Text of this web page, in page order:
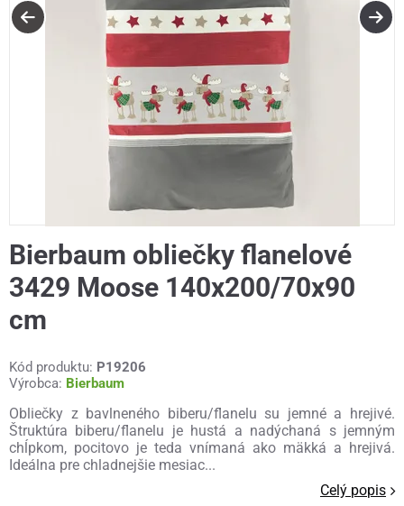
Bierbaum obliečky flanelové
3429 Moose 140x200/70x90
cm
Kód produktu: P19206
Výrobca: Bierbaum
Obliečky z bavlneného biberu/flanelu su jemné a hrejivé.
Štruktúra biberu/flanelu je hustá a nadýchaná s jemným
chĺpkom, pocitovo je teda vnímaná ako mäkká a hrejivá.
Ideálna pre chladnejšie mesiac...
Celý popis